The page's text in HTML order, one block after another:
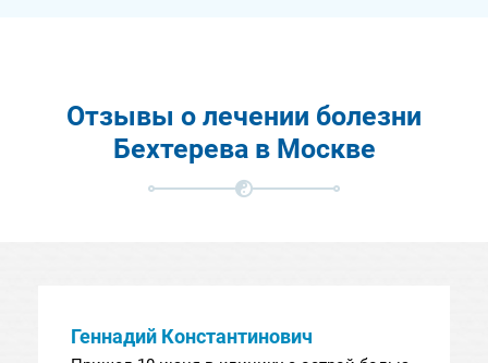
Отзывы о лечении болезни
Бехтерева в Москве
Геннадий Константинович